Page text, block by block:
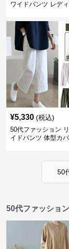
ワイドパンツ レデ
¥5,330 (税込)
50代ファッション
イドパンツ 体型カ
50
50代ファッショ